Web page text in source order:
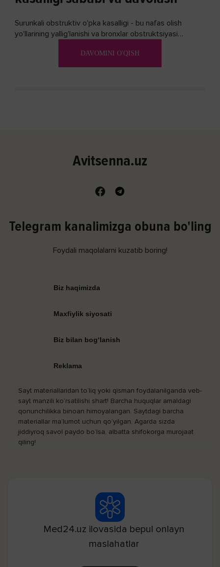
Surunkali obstruktiv o'pka kasalligi - bu nafas olish
yo'llarining yallig'lanishi va bronxlar obstruktsiyasi
DAVOMINI O'QISH
Avitsenna.uz
Telegram kanalimizga obuna bo'ling
Foydali maqolalarni kuzatib boring!
Biz haqimizda
Maxfiylik siyosati
Biz bilan bog‘lanish
Reklama
Sayt materiallaridan to‘liq yoki qisman foydalanilganda veb-
sayt manzili ko‘rsatilishi shart! Barcha huquqlar amaldagi
qonunchilikka binoan himoyalangan. Saytdagi barcha
materiallar ma’lumot uchun qo‘yilgan. Agarda sizda
jiddiyroq savol paydo bo‘lsa, albatta shifokorga murojaat
qiling!
Med24.uz ilovasida bepul onlayn
maslahatlar